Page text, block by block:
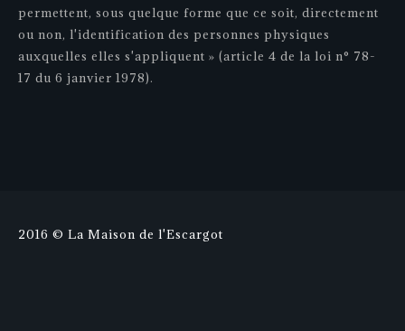
permettent, sous quelque forme que ce soit, directement
ou non, l'identification des personnes physiques
auxquelles elles s'appliquent » (article 4 de la loi n° 78-
17 du 6 janvier 1978).
2016 © La Maison de l'Escargot